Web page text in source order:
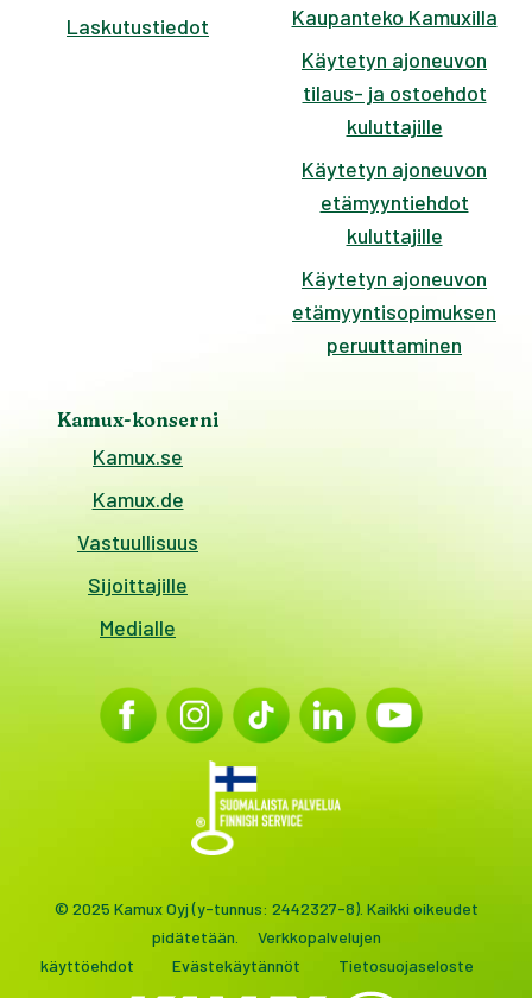
Laskutustiedot
Kaupanteko Kamuxilla
Käytetyn ajoneuvon
tilaus- ja ostoehdot
kuluttajille
Käytetyn ajoneuvon
etämyyntiehdot
kuluttajille
Käytetyn ajoneuvon
etämyyntisopimuksen
peruuttaminen
Kamux-konserni
Kamux.se
Kamux.de
Vastuullisuus
Sijoittajille
Medialle
© 2025 Kamux Oyj (y-tunnus: 2442327-8). Kaikki oikeudet
pidätetään.
Verkkopalvelujen
käyttöehdot
Evästekäytännöt Tietosuojaseloste